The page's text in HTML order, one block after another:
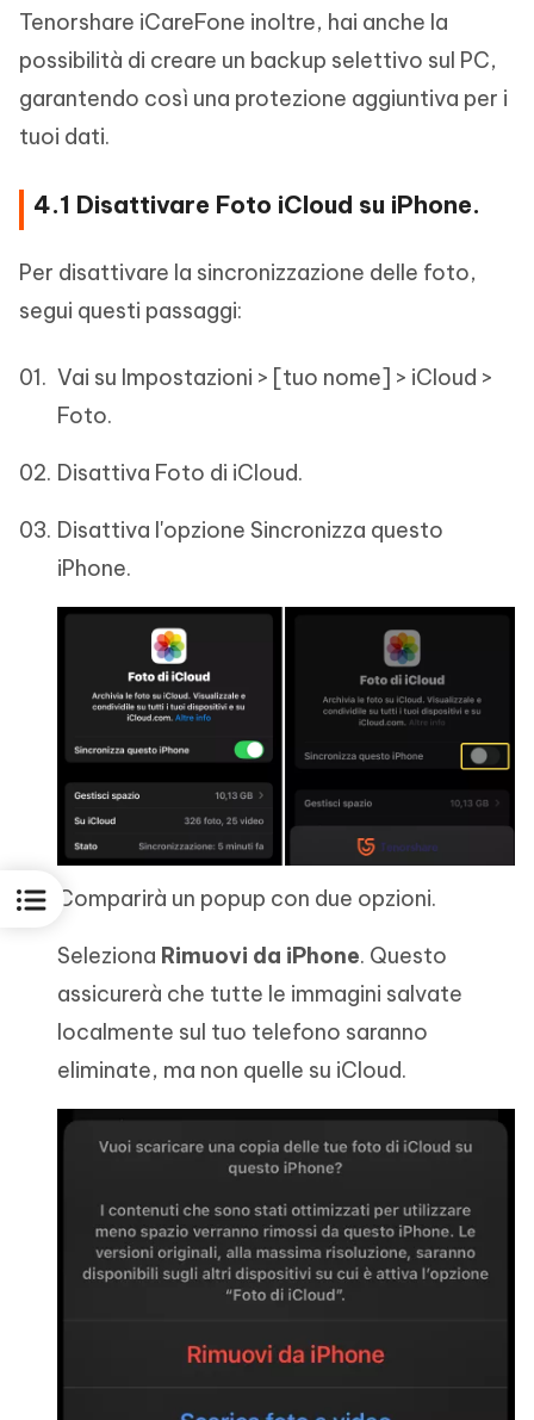
Tenorshare iCareFone inoltre, hai anche la
possibilità di creare un backup selettivo sul PC,
garantendo così una protezione aggiuntiva per i
tuoi dati.
4.1 Disattivare Foto iCloud su iPhone.
Per disattivare la sincronizzazione delle foto,
segui questi passaggi:
Vai su Impostazioni > [tuo nome] > iCloud >
Foto.
Disattiva Foto di iCloud.
Disattiva l'opzione Sincronizza questo
iPhone.
Comparirà un popup con due opzioni.
Seleziona Rimuovi da iPhone. Questo
assicurerà che tutte le immagini salvate
localmente sul tuo telefono saranno
eliminate, ma non quelle su iCloud.